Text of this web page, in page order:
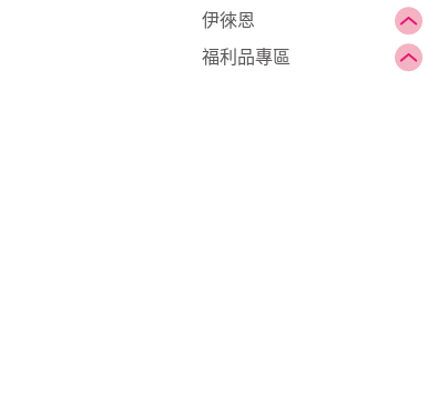
伊徠恩
福利品專區